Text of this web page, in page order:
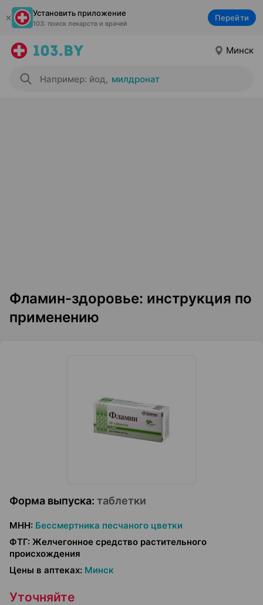
Установить приложение
103: поиск лекарств и врачей
Перейти
Минск
Например: йод, милдронат
Фламин-здоровье: инструкция по
применению
Форма выпуска: таблетки
МНН: Бессмертника песчаного цветки
ФТГ: Желчегонное средство растительного
происхождения
Цены в аптеках: Минск
Уточняйте